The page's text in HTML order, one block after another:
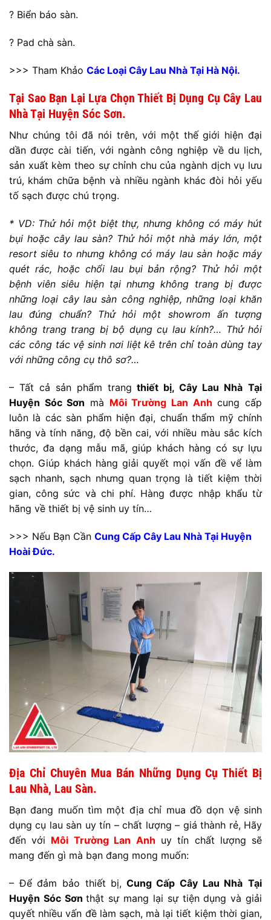
? Biển báo sàn.
? Pad chà sàn.
>>> Tham Khảo Các Loại Cây Lau Nhà Tại Hà Nội.
Tại Sao Bạn Lại Lựa Chọn Thiết Bị Dụng Cụ Cây Lau
Nhà Tại Huyện Sóc Sơn.
Như chúng tôi đã nói trên, với một thế giới hiện đại
dần được cài tiến, với ngành công nghiệp về du lịch,
sản xuất kèm theo sự chỉnh chu của ngành dịch vụ lưu
trú, khám chữa bệnh và nhiều ngành khác đòi hỏi yếu
tố sạch được chú trọng.
* VD: Thử hỏi một biệt thự, nhưng không có máy hút
bụi hoặc cây lau sàn? Thử hỏi một nhà máy lớn, một
resort siêu to nhưng không có máy lau sàn hoặc máy
quét rác, hoặc chổi lau bụi bản rộng? Thử hỏi một
bệnh viên siêu hiện tại nhưng không trang bị được
những loại cây lau sàn công nghiệp, những loại khăn
lau đúng chuẩn? Thử hỏi một showrom ấn tượng
không trang trang bị bộ dụng cụ lau kính?… Thử hỏi
các công tác vệ sinh nơi liệt kê trên chỉ toàn dùng tay
với những công cụ thô sơ?…
– Tất cả sản phẩm trangthiết bị, Cây Lau Nhà Tại
Huyện Sóc Sơn mà Môi Trường Lan Anh cung cấp
luôn là các sàn phẩm hiện đại, chuẩn thẩm mỹ chính
hãng và tính năng, độ bền cai, với nhiều màu sắc kích
thước, đa dạng mẫu mã, giúp khách hàng có sự lựu
chọn. Giúp khách hàng giải quyết mọi vấn đề vể làm
sạch nhanh, sạch nhưng quan trọng là tiết kiệm thời
gian, công sức và chi phí. Hàng được nhập khẩu từ
hãng về thiết bị vệ sinh uy tín…
>>> Nếu Bạn Cần Cung Cấp Cây Lau Nhà Tại Huyện
Hoài Đức.
Địa Chỉ Chuyên Mua Bán Những Dụng Cụ Thiết Bị
Lau Nhà, Lau Sàn.
Bạn đang muốn tìm một địa chỉ mua đồ dọn vệ sinh
dụng cụ lau sàn uy tín – chất lượng – giá thành rẻ, Hãy
đến với Môi Trường Lan Anh uy tín chất lượng sẽ
mang đến gì mà bạn đang mong muốn:
– Để đảm bảo thiết bị, Cung Cấp Cây Lau Nhà Tại
Huyện Sóc Sơnthật sự mang lại sự tiện dụng và giải
quyết nhiều vấn đề làm sạch, mà lại tiết kiệm thời gian,